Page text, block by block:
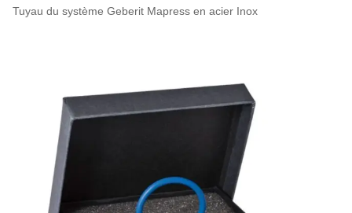
Tuyau du système Geberit Mapress en acier Inox